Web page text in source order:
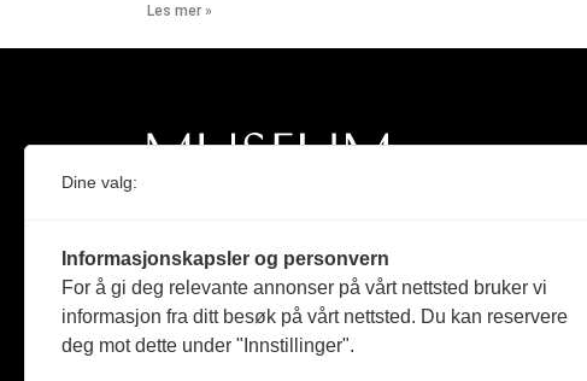
Les mer »
Medlem i Norsk tidsskriftforening og
Fagpressen
Støttet av Kulturrådet og Norges
Dine valg:
Informasjonskapsler og personvern
For å gi deg relevante annonser på vårt nettsted bruker vi
informasjon fra ditt besøk på vårt nettsted. Du kan reservere
deg mot dette under "Innstillinger".